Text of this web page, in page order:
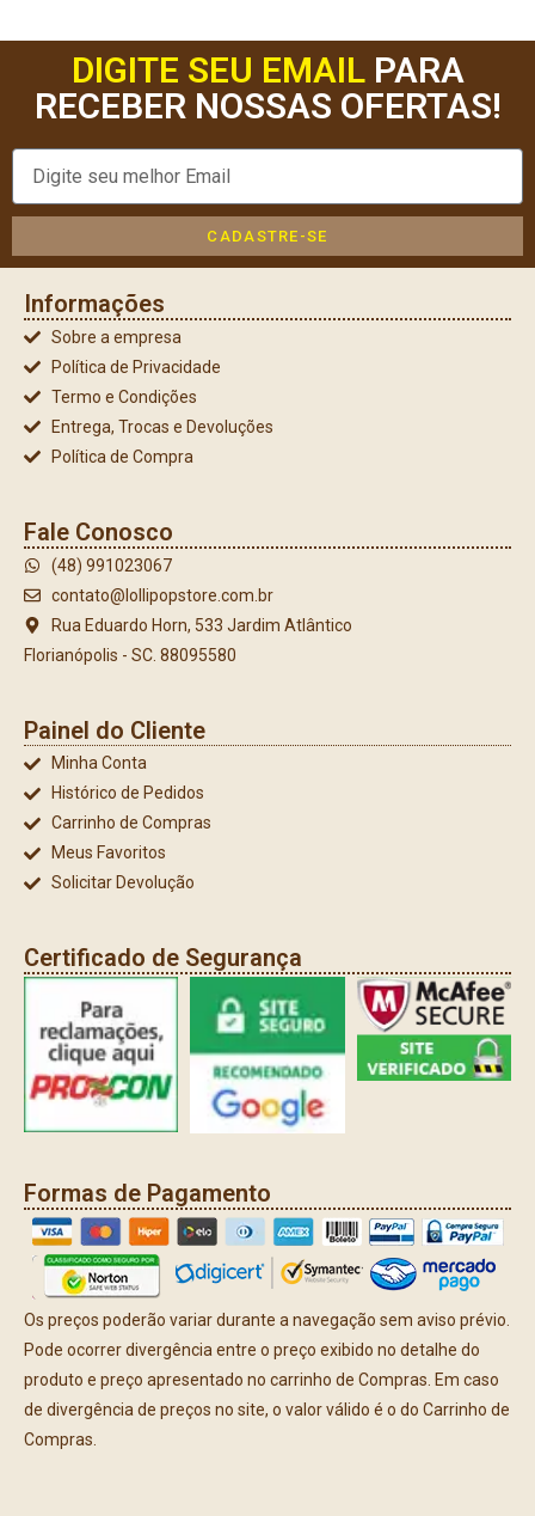
DIGITE SEU EMAILPARA
RECEBER NOSSAS OFERTAS!
CADASTRE-SE
Informações
Sobre a empresa
Política de Privacidade
Termo e Condições
Entrega, Trocas e Devoluções
Política de Compra
Fale Conosco
(48) 991023067
contato@lollipopstore.com.br
Rua Eduardo Horn, 533 Jardim Atlântico
Florianópolis - SC. 88095580
Painel do Cliente
Minha Conta
Histórico de Pedidos
Carrinho de Compras
Meus Favoritos
Solicitar Devolução
Certificado de Segurança
Formas de Pagamento
Os preços poderão variar durante a navegação sem aviso prévio.
Pode ocorrer divergência entre o preço exibido no detalhe do
produto e preço apresentado no carrinho de Compras. Em caso
de divergência de preços no site, o valor válido é o do Carrinho de
Compras.